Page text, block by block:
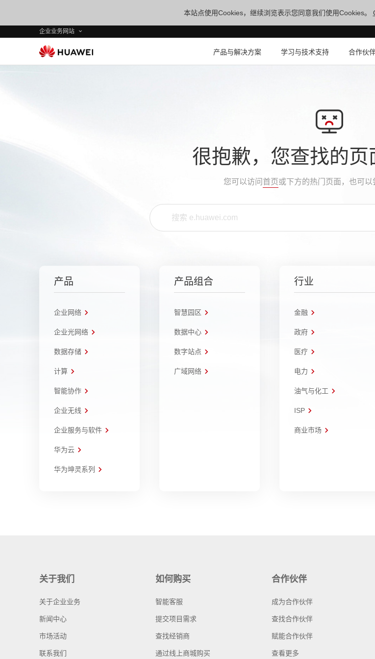
本站点使用Cookies，继续浏览表示您同意我们使用Cookies。
企业业务网站
产品与解决方案 学习与技术支持 合作伙
很抱歉，您查找的页
您可以访问 首页或下方的热门页面，也可
产品
企业网络
企业光网络
数据存储
计算
智能协作
企业无线
企业服务与软件
华为云
华为坤灵系列
产品组合
智慧园区
数据中心
数字站点
广域网络
行业
金融
政府
医疗
电力
油气与化工
ISP
商业市场
关于我们
关于企业业务
新闻中心
市场活动
联系我们
如何购买
智能客服
提交项目需求
查找经销商
通过线上商城购买
合作伙伴
成为合作伙伴
查找合作伙伴
赋能合作伙伴
查看更多